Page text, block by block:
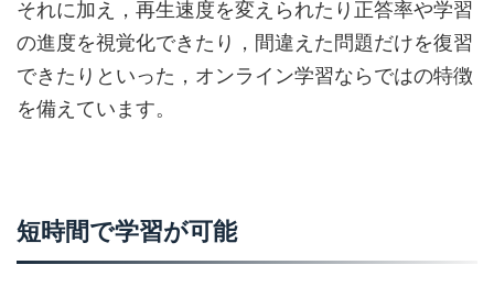
それに加え，再生速度を変えられたり正答率や学習
の進度を視覚化できたり，間違えた問題だけを復習
できたりといった，オンライン学習ならではの特徴
を備えています。
短時間で学習が可能